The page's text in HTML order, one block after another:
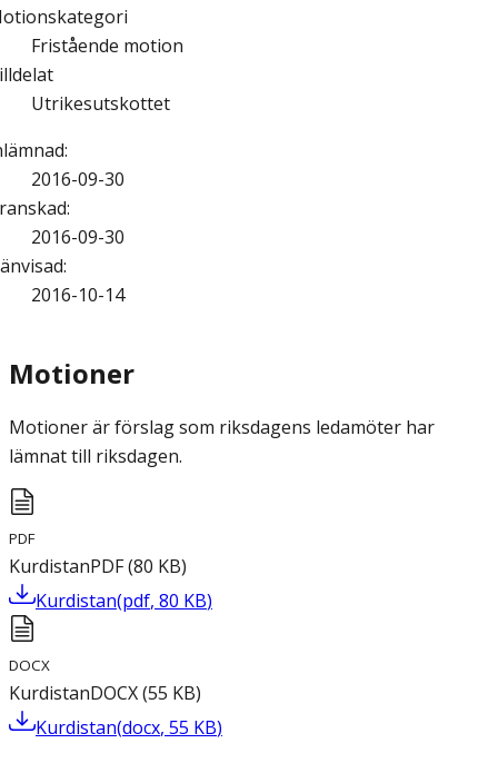
Fristående motion
Utrikesutskottet
:
2016-09-30
:
2016-09-30
:
2016-10-14
Motioner
Motioner är förslag som riksdagens ledamöter har
lämnat till riksdagen.
PDF
KurdistanPDF(80 KB)
Kurdistan(pdf, 80 KB)
DOCX
KurdistanDOCX(55 KB)
Kurdistan(docx, 55 KB)